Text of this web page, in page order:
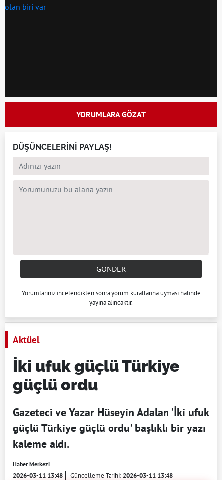
YORUMLARA GÖZAT
DÜŞÜNCELERİNİ PAYLAŞ!
GÖNDER
Yorumlarınız incelendikten sonrayorum kurallarına uyması halinde
yayına alıncaktır.
Aktüel
İki ufuk güçlü Türkiye
güçlü ordu
Gazeteci ve Yazar Hüseyin Adalan 'İki ufuk
güçlü Türkiye güçlü ordu' başlıklı bir yazı
kaleme aldı.
Haber Merkezi
2026-03-11 13:48 Güncelleme Tarihi:2026-03-11 13:48